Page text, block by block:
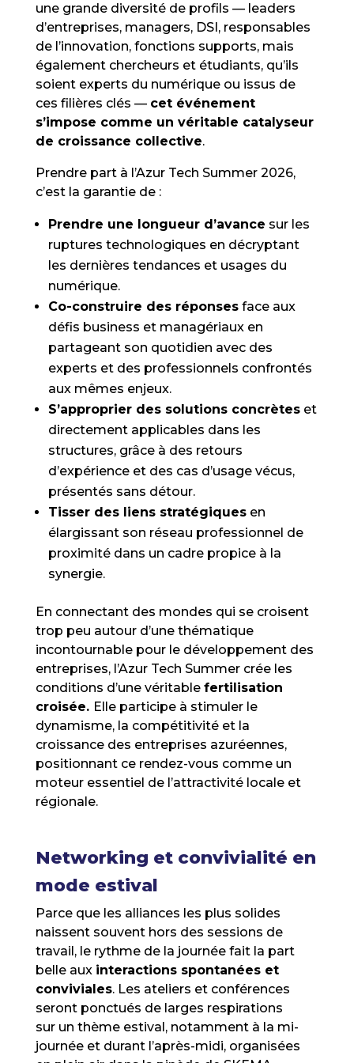
une grande diversité de profils — leaders
d’entreprises, managers, DSI, responsables
de l’innovation, fonctions supports, mais
également chercheurs et étudiants, qu’ils
soient experts du numérique ou issus de
ces filières clés — cet événement
s’impose comme un véritable catalyseur
de croissance collective.
Prendre part à l’Azur Tech Summer 2026,
c’est la garantie de :
Prendre une longueur d’avance sur les
ruptures technologiques en décryptant
les dernières tendances et usages du
numérique.
Co-construire des réponsesface aux
défis business et managériaux en
partageant son quotidien avec des
experts et des professionnels confrontés
aux mêmes enjeux.
S’approprier des solutions concrèteset
directement applicables dans les
structures, grâce à des retours
d’expérience et des cas d’usage vécus,
présentés sans détour.
Tisser des liens stratégiquesen
élargissant son réseau professionnel de
proximité dans un cadre propice à la
synergie.
En connectant des mondes qui se croisent
trop peu autour d’une thématique
incontournable pour le développement des
entreprises, l’Azur Tech Summer crée les
conditions d’une véritable fertilisation
croisée. Elle participe à stimuler le
dynamisme, la compétitivité et la
croissance des entreprises azuréennes,
positionnant ce rendez-vous comme un
moteur essentiel de l’attractivité locale et
régionale.
Networking et convivialité en
mode estival
Parce que les alliances les plus solides
naissent souvent hors des sessions de
travail, le rythme de la journée fait la part
belle aux interactions spontanées et
conviviales. Les ateliers et conférences
seront ponctués de larges respirations
sur un thème estival, notamment à la mi-
journée et durant l’après-midi, organisées